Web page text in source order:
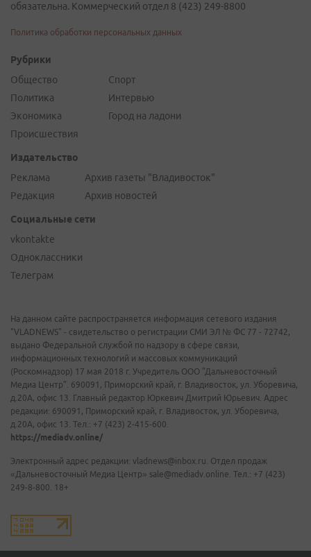
обязательна. Коммерческий отдел 8 (423) 249-8800
Политика обработки персональных данных
Рубрики
Общество
Политика
Экономика
Происшествия
Спорт
Интервью
Город на ладони
Издательство
Реклама
Редакция
Архив газеты "Владивосток"
Архив новостей
Социальные сети
vkontakte
Одноклассники
Телеграм
На данном сайте распространяется информация сетевого издания
"VLADNEWS" - свидетельство о регистрации СМИ ЭЛ № ФС 77 - 72742,
выдано Федеральной службой по надзору в сфере связи,
информационных технологий и массовых коммуникаций
(Роскомнадзор) 17 мая 2018 г. Учредитель ООО "Дальневосточный
Медиа Центр". 690091, Приморский край, г. Владивосток, ул. Уборевича,
д.20А, офис 13. Главный редактор Юркевич Дмитрий Юрьевич. Адрес
редакции: 690091, Приморский край, г. Владивосток, ул. Уборевича,
д.20А, офис 13. Тел.: +7 (423) 2-415-600.
https://mediadv.online/
Электронный адрес редакции: vladnews@inbox.ru. Отдел продаж
«Дальневосточный Медиа Центр» sale@mediadv.online. Тел.: +7 (423)
249-8-800. 18+